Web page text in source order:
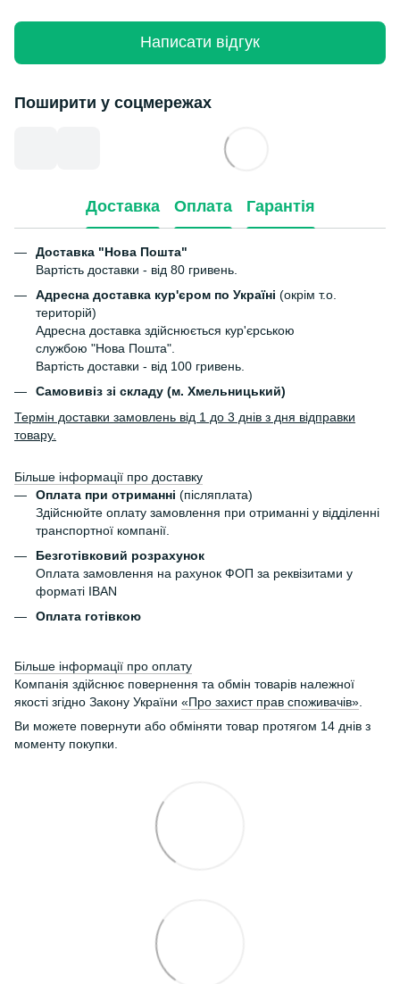
Написати відгук
Поширити у соцмережах
Доставка Оплата Гарантія
Доставка "Нова Пошта"
Вартість доставки - від 80 гривень.
Адресна доставка кур'єром по Україні (окрім т.о.
територій)
Адресна доставка здійснюється кур'єрською
службою "Нова Пошта".
Вартість доставки - від 100 гривень.
Самовивіз зі складу (м. Хмельницький)
Термін доставки замовлень від 1 до 3 днів з дня відправки
товару.
Більше інформації про доставку
Оплата при отриманні (післяплата)
Здійснюйте оплату замовлення при отриманні у відділенні
транспортної компанії.
Безготівковий розрахунок
Оплата замовлення на рахунок ФОП за реквізитами у
форматі IBAN
Оплата готівкою
Більше інформації про оплату
Компанія здійснює повернення та обмін товарів належної
якості згідно Закону України «Про захист прав споживачів»
Ви можете повернути або обміняти товар протягом 14 днів з
моменту покупки.